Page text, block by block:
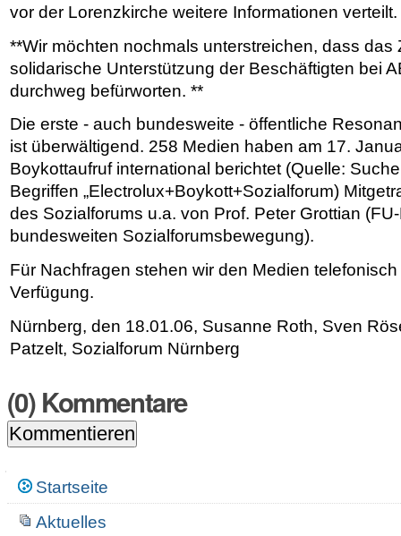
vor der Lorenzkirche weitere Informationen verteilt.
**Wir möchten nochmals unterstreichen, dass das
solidarische Unterstützung der Beschäftigten bei
durchweg befürworten. **
Die erste - auch bundesweite - öffentliche
ist überwältigend. 258 Medien haben am 17.
Boykottaufruf international berichtet (Quelle:
Begriffen „Electrolux+Boykott+Sozialforum)
des Sozialforums u.a. von Prof. Peter Grottian
bundesweiten Sozialforumsbewegung).
Für Nachfragen stehen wir den Medien
Verfügung.
Nürnberg, den 18.01.06, Susanne Roth, Sven
Patzelt, Sozialforum Nürnberg
(0) Kommentare
NavigationStartseite
Aktuelles